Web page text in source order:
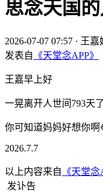
思念天国
2026-07-07 07:57 · 王嘉
发表自 《天堂念APP》
王嘉早上好
一晃离开人世间793天
你可知道妈妈好想你啊
2026.7.7
以上内容来自 《天堂念
发讣告